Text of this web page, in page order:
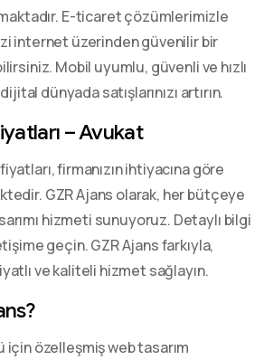
E-ticaret çözümlerimizle
internet üzerinden güvenilir bir
Mobil uyumlu, güvenli ve hızlı
dünyada satışlarınızı artırın.
– Avukat
firmanızın ihtiyacına göre
GZR Ajans olarak, her bütçeye
hizmeti sunuyoruz. Detaylı bilgi
geçin. GZR Ajans farkıyla,
ve kaliteli hizmet sağlayın.
özelleşmiş web tasarım